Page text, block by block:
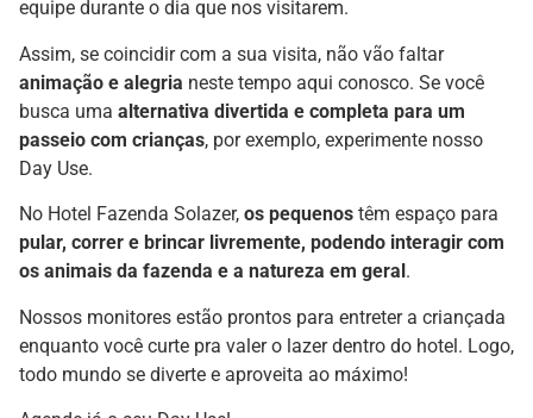
equipe durante o dia que nos visitarem.
Assim, se coincidir com a sua visita, não vão faltar
animação e alegria neste tempo aqui conosco. Se você
busca uma alternativa divertida e completa para um
passeio com crianças, por exemplo, experimente nosso
Day Use.
No Hotel Fazenda Solazer, os pequenos têm espaço para
pular, correr e brincar livremente, podendo interagir com
os animais da fazenda e a natureza em geral .
Nossos monitores estão prontos para entreter a criançada
enquanto você curte pra valer o lazer dentro do hotel. Logo,
todo mundo se diverte e aproveita ao máximo!